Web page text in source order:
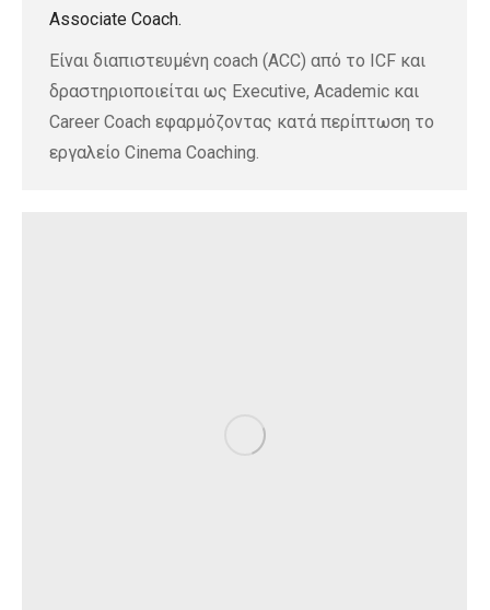
Associate Coach.
Είναι διαπιστευμένη coach (ACC) από το ICF και
δραστηριοποιείται ως Executive, Academic και
Career Coach εφαρμόζοντας κατά περίπτωση το
εργαλείο Cinema Coaching.